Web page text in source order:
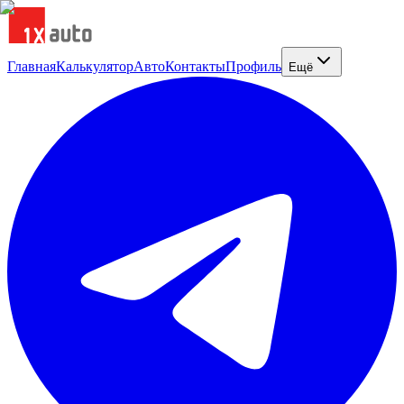
ГлавнаяКалькуляторАвтоКонтактыПрофиль Ещё